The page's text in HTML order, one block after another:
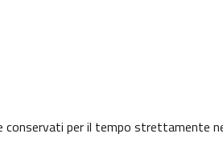
per il tempo strettamente